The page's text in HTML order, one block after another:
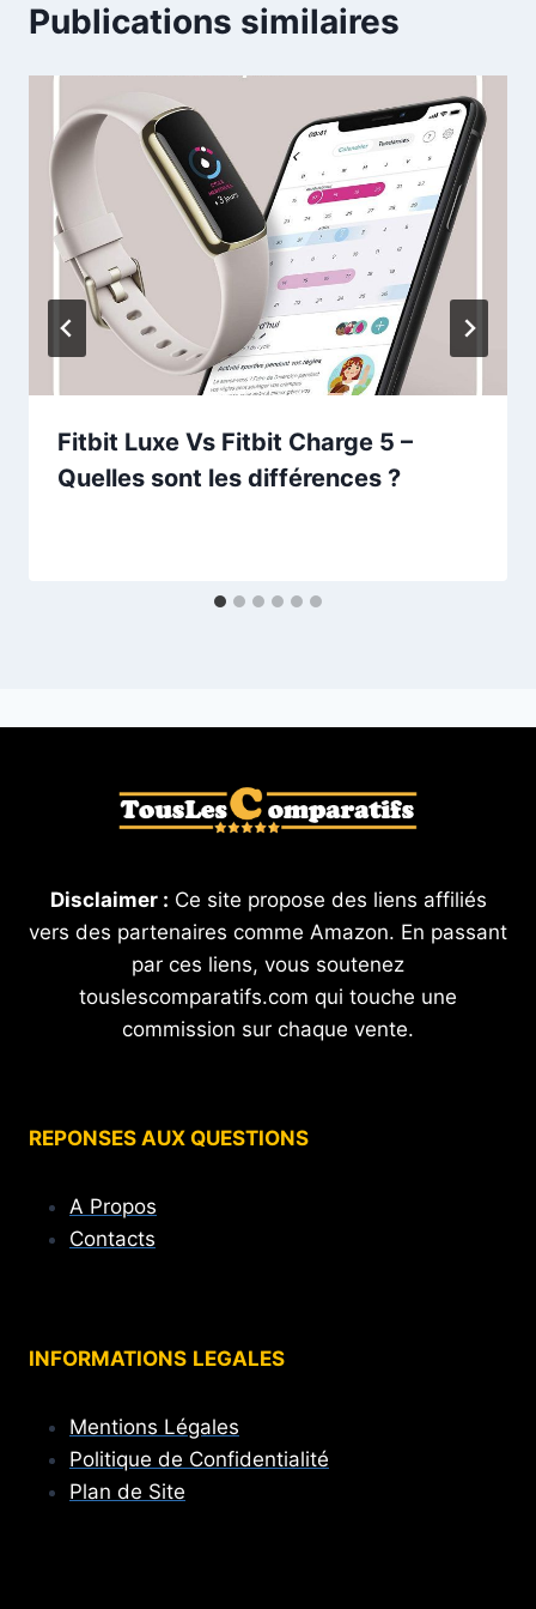
Publications similaires
Fitbit Luxe Vs Fitbit Charge 5 –
Quelles sont les différences ?
Disclaimer : Ce site propose des liens affiliés
vers des partenaires comme Amazon. En passant
par ces liens, vous soutenez
touslescomparatifs.com qui touche une
commission sur chaque vente.
REPONSES AUX QUESTIONS
A Propos
Contacts
INFORMATIONS LEGALES
Mentions Légales
Politique de Confidentialité
Plan de Site